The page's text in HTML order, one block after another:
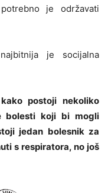
je održavati
je socijalna
postoji nekoliko
bolesti koji bi mogli
jedan bolesnik za
s respiratora, no još